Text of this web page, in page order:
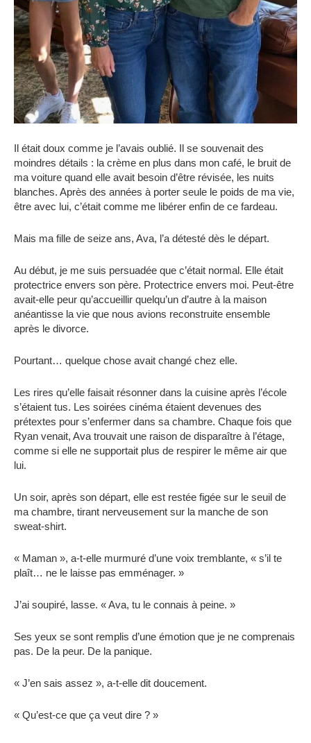
Il était doux comme je l’avais oublié. Il se souvenait des
moindres détails : la crème en plus dans mon café, le bruit de
ma voiture quand elle avait besoin d’être révisée, les nuits
blanches. Après des années à porter seule le poids de ma vie,
être avec lui, c’était comme me libérer enfin de ce fardeau.
Mais ma fille de seize ans, Ava, l’a détesté dès le départ.
Au début, je me suis persuadée que c’était normal. Elle était
protectrice envers son père. Protectrice envers moi. Peut-être
avait-elle peur qu’accueillir quelqu’un d’autre à la maison
anéantisse la vie que nous avions reconstruite ensemble
après le divorce.
Pourtant… quelque chose avait changé chez elle.
Les rires qu’elle faisait résonner dans la cuisine après l’école
s’étaient tus. Les soirées cinéma étaient devenues des
prétextes pour s’enfermer dans sa chambre. Chaque fois que
Ryan venait, Ava trouvait une raison de disparaître à l’étage,
comme si elle ne supportait plus de respirer le même air que
lui.
Un soir, après son départ, elle est restée figée sur le seuil de
ma chambre, tirant nerveusement sur la manche de son
sweat-shirt.
« Maman », a-t-elle murmuré d’une voix tremblante, « s’il te
plaît… ne le laisse pas emménager. »
J’ai soupiré, lasse. « Ava, tu le connais à peine. »
Ses yeux se sont remplis d’une émotion que je ne comprenais
pas. De la peur. De la panique.
« J’en sais assez », a-t-elle dit doucement.
« Qu’est-ce que ça veut dire ? »